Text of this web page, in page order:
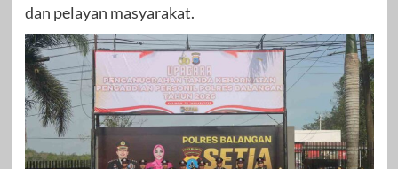
dan pelayan masyarakat.